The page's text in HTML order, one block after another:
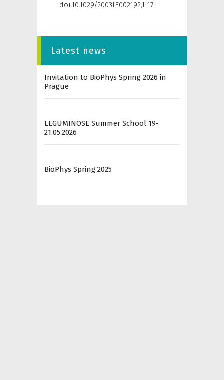
doi:10.1029/2003IE002192,1-17
Latest news
Invitation to BioPhys Spring 2026 in
Prague
LEGUMINOSE Summer School 19-
21.05.2026
BioPhys Spring 2025